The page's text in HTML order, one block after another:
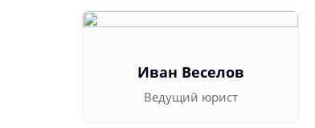
Иван Веселов
Ведущий юрист